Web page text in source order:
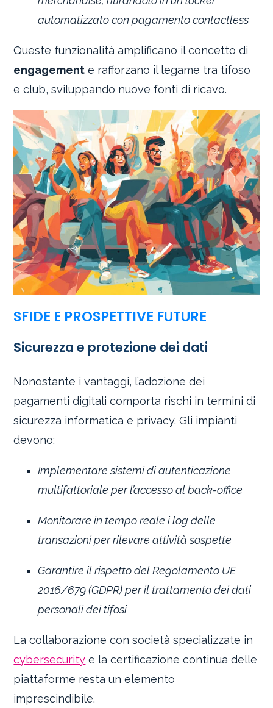
automatizzato con pagamento contactless
Queste funzionalità amplificano il concetto di
engagement e rafforzano il legame tra tifoso
e club, sviluppando nuove fonti di ricavo.
SFIDE E PROSPETTIVE FUTURE
Sicurezza e protezione dei dati
Nonostante i vantaggi, l’adozione dei
pagamenti digitali comporta rischi in termini di
sicurezza informatica e privacy. Gli impianti
devono:
Implementare sistemi di autenticazione
multifattoriale per l’accesso al back-office
Monitorare in tempo reale i log delle
transazioni per rilevare attività sospette
Garantire il rispetto del Regolamento UE
2016/679 (GDPR) per il trattamento dei dati
personali dei tifosi
La collaborazione con società specializzate in
cybersecurity e la certificazione continua delle
piattaforme resta un elemento
imprescindibile.